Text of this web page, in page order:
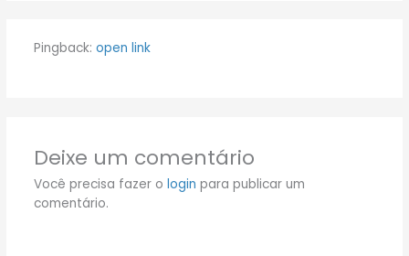
Pingback: open link
Deixe um comentário
Você precisa fazer o login para publicar um
comentário.